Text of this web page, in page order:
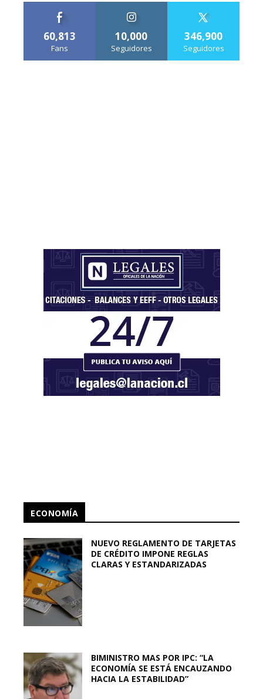
60,813
Fans
10,000
Seguidores
346,900
Seguidores
ECONOMÍA
NUEVO REGLAMENTO DE TARJETAS
DE CRÉDITO IMPONE REGLAS
CLARAS Y ESTANDARIZADAS
BIMINISTRO MAS POR IPC: “LA
ECONOMÍA SE ESTÁ ENCAUZANDO
HACIA LA ESTABILIDAD”